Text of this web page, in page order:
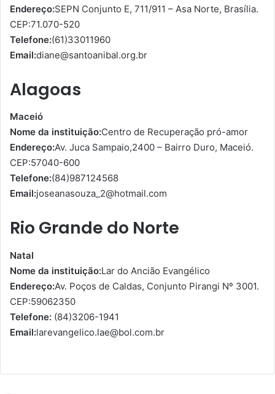
Endereço:SEPN Conjunto E, 711/911 – Asa Norte, Brasília.
CEP:71.070-520
Telefone:(61)33011960
Email:diane@santoanibal.org.br
Alagoas
Maceió
Nome da instituição:Centro de Recuperação pró-amor
Endereço:Av. Juca Sampaio,2400 – Bairro Duro, Maceió.
CEP:57040-600
Telefone:(84)987124568
Email:joseanasouza_2@hotmail.com
Rio Grande do Norte
Natal
Nome da instituição:Lar do Ancião Evangélico
Endereço:Av. Poços de Caldas, Conjunto Pirangi Nº 3001.
CEP:59062350
Telefone: (84)3206-1941
Email:larevangelico.lae@bol.com.br